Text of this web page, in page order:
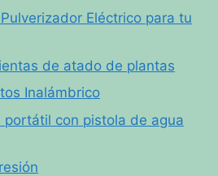
Eléctrico para tu
de atado de plantas
Inalámbrico
portátil con pistola de agua